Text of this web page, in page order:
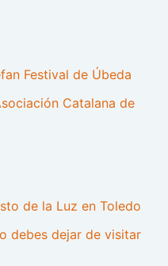
Festival de Úbeda
Catalana de
de la Luz en Toledo
debes dejar de visitar